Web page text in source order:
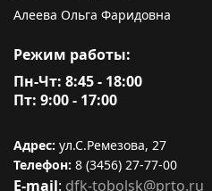
Алеева Ольга Фаридовна
Режим работы:
Пн-Чт: 8:45 - 18:00
Пт: 9:00 - 17:00
Адрес: ул.С.Ремезова, 27
Телефон: 8 (3456) 27-77-00
E-mail: dfk-tobolsk@prto.ru